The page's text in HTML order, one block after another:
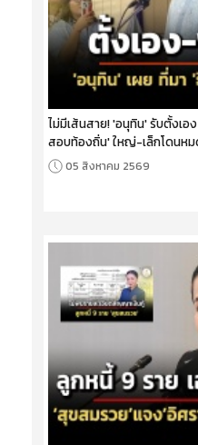
ไม่มีเส้นสาย! 'อนุทิน' รับตั้งเ
สอบท้องถิ่น' ใหญ่-เล็กโดนห
05 สิงหาคม 2569